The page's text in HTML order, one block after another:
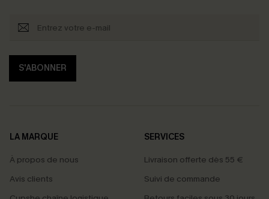
S'ABONNER
LA MARQUE
À propos de nous
Avis clients
SERVICES
Livraison offerte dès 55 €
Suivi de commande